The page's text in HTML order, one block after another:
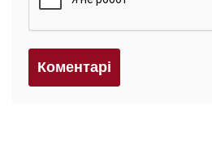
Коментарi